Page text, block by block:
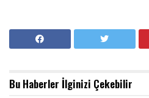
Bu Haberler İlginizi Çekebilir